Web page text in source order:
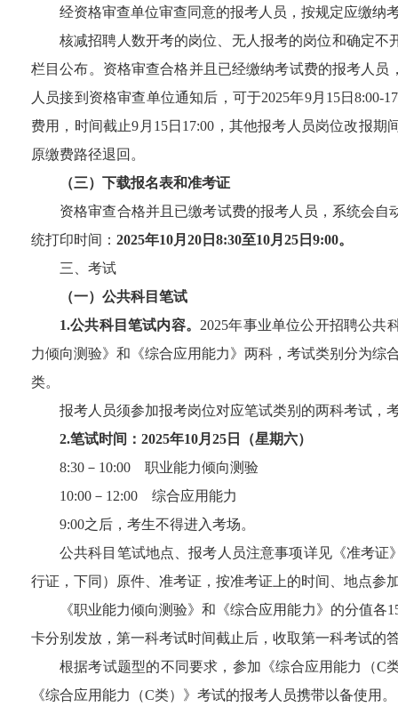
经资格审查单位审查同意的报考人员，按规定应缴纳
核减招聘人数开考的岗位、无人报考的岗位和确定不
栏目公布。资格审查合格并且已经缴纳考试费的报考人
人员接到资格审查单位通知后，可于2025年9月 15日8:00-
费用，时间截止9 月 15日 17:00 ，其他报考人员岗位改报期
原缴费路径退回。
（三）下载报名表和准考证
资格审查合格并且已缴考试费的报考人员，系统会自
统打印时间： 2025年10月 20 日 8:30至10月 25 日 9:00。
三、考试
（一）公共科目笔试
1.公共科目笔试内容。 2025年事业单位公开招聘公共
力倾向测验》和《综合应用能力》两科，考试类别分为综
类。
报考人员须参加报考岗位对应笔试类别的两科考试，
2.笔试时间： 2025年10月 25 日（星期六）
8:30 － 10:00 职业能力倾向测验
10:00 － 12:00 综合应用能力
9:00之后，考生不得进入考场。
公共科目笔试地点、报考人员注意事项详见《准考证
行证 ，下同）原件、准考证，按准考证上的时间、地点
《职业能力倾向测验》和《综合应用能力》的分值各
卡分别发放，第一科考试时间截止后，收取第一科考试的
根据考试题型的不同要求，参加《综合应用能力（C
《综合应用能力（C类）》考试的报考人员携带以备使用。